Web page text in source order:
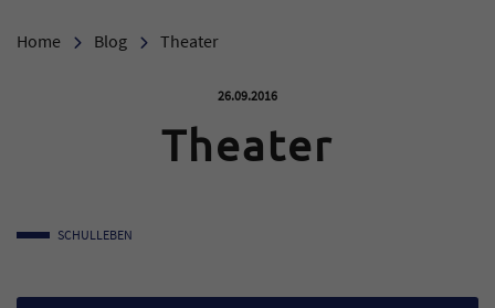
Home Blog Theater
Veröffentlicht am:
26.09.2016
Theater
SCHULLEBEN